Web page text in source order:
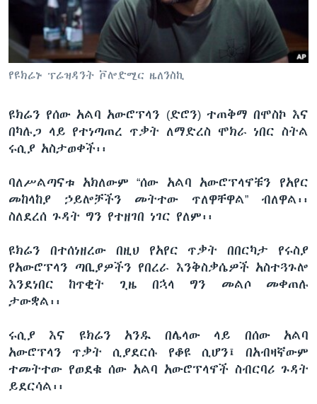
ቋንቋዎች
የዩክሬኑ ፕሬዝዳንት ቮሎድሚር ዜለንስኪ
ዩክሬን የሰው አልባ አውሮፕላን (ድሮን) ተጠቅማ በሞስኮ እና
በካሉጋ ላይ የተነጣጠረ ጥቃት ለማድረስ ሞክራ ነበር ስትል
ሩሲያ አስታወቀች፡፡
ባለሥልጣናቱ አክለውም “ሰው አልባ አውሮፕላኖቹን የአየር
መከላከያ ኃይሎቻችን መትተው ጥለዋቸዋል” ብለዋል፡፡
ስለደረሰ ጉዳት ግን የተዘገበ ነገር የለም፡፡
ዩክሬን በተሰነዘረው በዚህ የአየር ጥቃት በበርካታ የሩስያ
የአውሮፕላን ጣቢያዎችን የበረራ እንቅስቃሴዎች አስተጓጉሎ
እንደነበር ከጥቂት ጊዜ በኋላ ግን መልሶ መቀጠሉ
ታውቋል፡፡
ሩሲያ እና ዩክሬን አንዱ በሌላው ላይ በሰው አልባ
አውሮፕላን ጥቃት ሲያደርሱ የቆዩ ሲሆን፤ በአብዛኛውም
ተመትተው የወደቁ ሰው አልባ አውሮፕላኖች ስብርባሪ ጉዳት
ይደርሳል፡፡